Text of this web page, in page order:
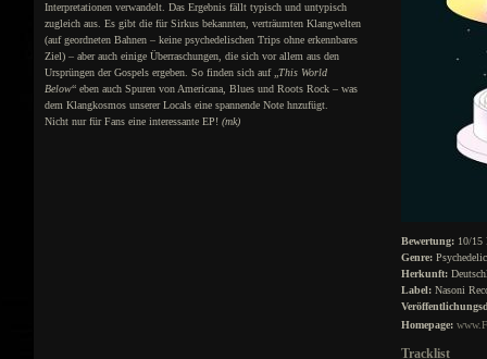
Interpretationen verwandelt. Das Ergebnis fällt typisch und untypisch
zugleich aus. Es gibt die für Sirkus bekannten, verträumten Klangwelten
(auf geordneten Bahnen – keine psychedelischen Trips ohne erkennbares
Ziel) – aber auch einige Überraschungen, die sich vor allem aus den
Ursprüngen der Gospels ergeben. So finden sich auf „ This World
Below“ eben auch Spuren von Americana, Blues und Roots Rock – was
dem Klangkosmos unserer Locals eine spannende Note hnzufügt.
Nicht nur für Fans eine interessante EP! (mk)
Bewertung:10/15
Genre:
Herkunft:
Label:Nasoni
Homepage:
Tracklist